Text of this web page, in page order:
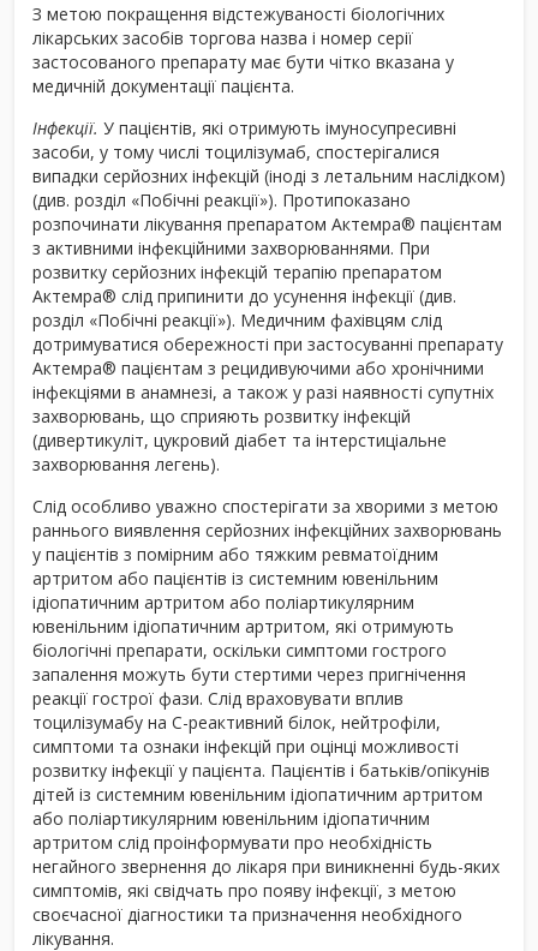
З метою покращення відстежуваності біологічних
лікарських засобів торгова назва і номер серії
застосованого препарату має бути чітко вказана у
медичній документації пацієнта.
Інфекції. У пацієнтів, які отримують імуносупресивні
засоби, у тому числі тоцилізумаб, спостерігалися
випадки серйозних інфекцій (іноді з летальним наслідком)
(див. розділ «Побічні реакції»). Протипоказано
розпочинати лікування препаратом Актемра® пацієнтам
з активними інфекційними захворюваннями. При
розвитку серйозних інфекцій терапію препаратом
Актемра® слід припинити до усунення інфекції (див.
розділ «Побічні реакції»). Медичним фахівцям слід
дотримуватися обережності при застосуванні препарату
Актемра® пацієнтам з рецидивуючими або хронічними
інфекціями в анамнезі, а також у разі наявності супутніх
захворювань, що сприяють розвитку інфекцій
(дивертикуліт, цукровий діабет та інтерстиціальне
захворювання легень).
Слід особливо уважно спостерігати за хворими з метою
раннього виявлення серйозних інфекційних захворювань
у пацієнтів з помірним або тяжким ревматоїдним
артритом або пацієнтів із системним ювенільним
ідіопатичним артритом або поліартикулярним
ювенільним ідіопатичним артритом, які отримують
біологічні препарати, оскільки симптоми гострого
запалення можуть бути стертими через пригнічення
реакції гострої фази. Слід враховувати вплив
тоцилізумабу на С-реактивний білок, нейтрофіли,
симптоми та ознаки інфекцій при оцінці можливості
розвитку інфекції у пацієнта. Пацієнтів і батьків/опікунів
дітей із системним ювенільним ідіопатичним артритом
або поліартикулярним ювенільним ідіопатичним
артритом слід проінформувати про необхідність
негайного звернення до лікаря при виникненні будь-яких
симптомів, які свідчать про появу інфекції, з метою
своєчасної діагностики та призначення необхідного
лікування.